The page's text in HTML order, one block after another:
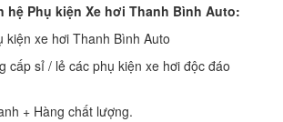
hệ Phụ kiện Xe hơi Thanh Bình Auto:
kiện xe hơi Thanh Bình Auto
cấp sỉ / lẻ các phụ kiện xe hơi độc đáo
+ Hàng chất lượng.